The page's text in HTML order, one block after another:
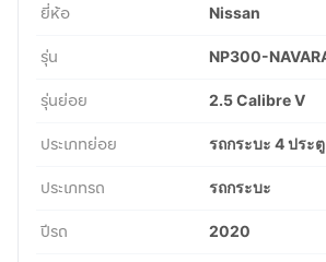
ยี่ห้อ
Nissan
รุ่น NP300-
รุ่นย่อย 2.5 Calibre V
ประเภทย่อย รถกระบะ 4 ประตู
ประเภทรถ รถกระบะ
ปีรถ 2020